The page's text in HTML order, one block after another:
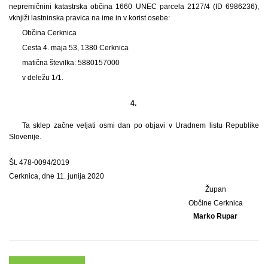
nepremičnini katastrska občina 1660 UNEC parcela 2127/4 (ID 6986236),
vknjiži lastninska pravica na ime in v korist osebe:
Občina Cerknica
Cesta 4. maja 53, 1380 Cerknica
matična številka: 5880157000
v deležu 1/1.
4.
Ta sklep začne veljati osmi dan po objavi v Uradnem listu Republike
Slovenije.
Št. 478-0094/2019
Cerknica, dne 11. junija 2020
Župan
Občine Cerknica
Marko Rupar